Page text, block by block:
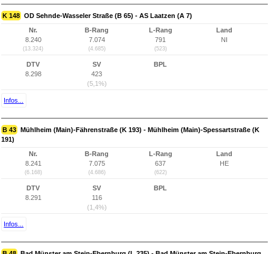
K 148 OD Sehnde-Wasseler Straße (B 65) - AS Laatzen (A 7)
Nr.
8.240
(13.324)
B-Rang
7.074
(4.685)
L-Rang
791
(523)
Land
NI
DTV
8.298
SV
423
(5,1%)
BPL
Infos...
B 43 Mühlheim (Main)-Fährenstraße (K 193) - Mühlheim (Main)-Spessartstraße (K
191)
Nr.
8.241
(6.168)
B-Rang
7.075
(4.686)
L-Rang
637
(622)
Land
HE
DTV
8.291
SV
116
(1,4%)
BPL
Infos...